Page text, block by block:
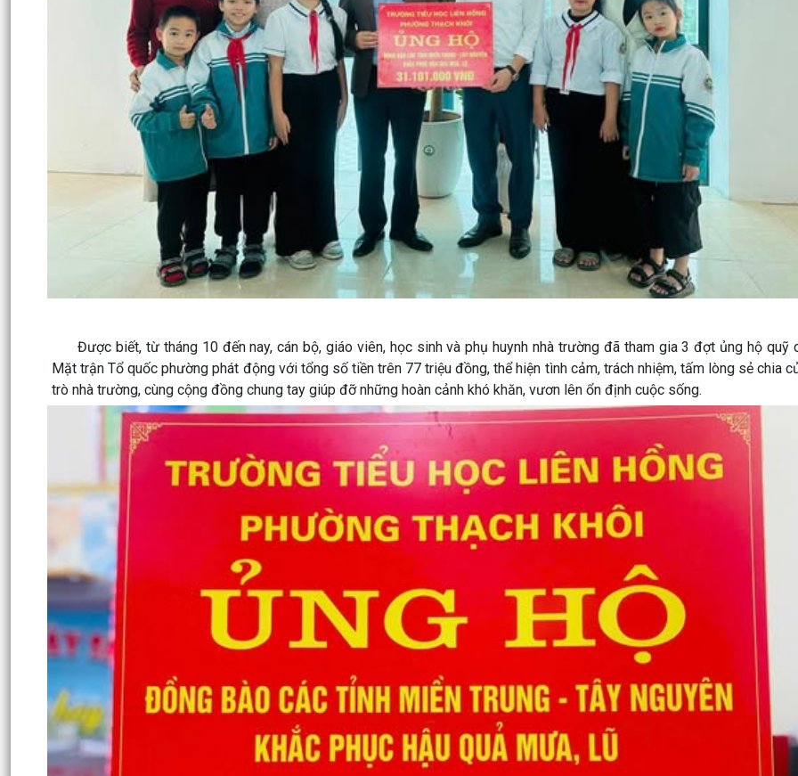
Được biết, từ tháng 10 đến nay, cán bộ, giáo viên, học sinh và phụ huynh nhà trường đã tham gia 3 đợt ủng hộ quỹ
Mặt trận Tổ quốc phường phát động với tổng số tiền trên 77 triệu đồng, thể hiện tình cảm, trách nhiệm, tấm lòng sẻ chia
trò nhà trường, cùng cộng đồng chung tay giúp đỡ những hoàn cảnh khó khăn, vươn lên ổn định cuộc sống.